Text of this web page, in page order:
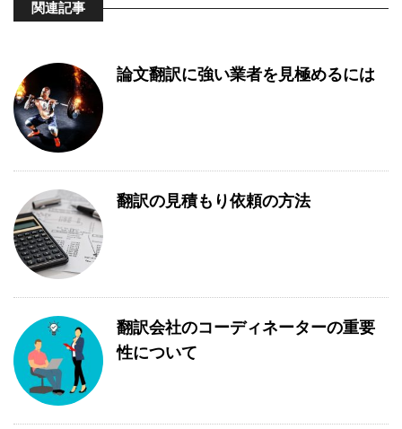
関連記事
論文翻訳に強い業者を見極めるには
翻訳の見積もり依頼の方法
翻訳会社のコーディネーターの重要
性について